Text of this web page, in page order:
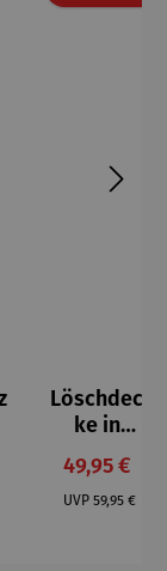
Preis:
Löschdec
ke in
Design-
Box
49,95 €
UVP Regulärer
59,95 €